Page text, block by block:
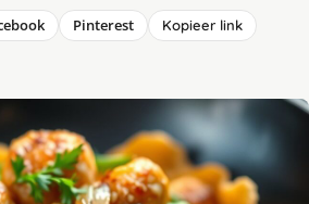
Pinterest
Kopieer link